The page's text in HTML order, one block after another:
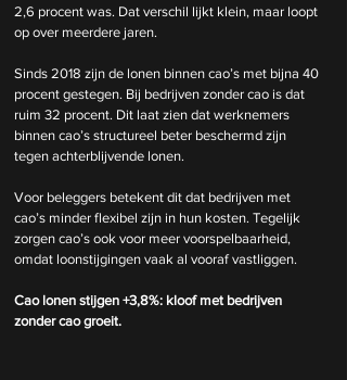
2,6 procent was. Dat verschil lijkt klein, maar loopt
op over meerdere jaren.
Sinds 2018 zijn de lonen binnen cao’s met bijna 40
procent gestegen. Bij bedrijven zonder cao is dat
ruim 32 procent. Dit laat zien dat werknemers
binnen cao’s structureel beter beschermd zijn
tegen achterblijvende lonen.
Voor beleggers betekent dit dat bedrijven met
cao’s minder flexibel zijn in hun kosten. Tegelijk
zorgen cao’s ook voor meer voorspelbaarheid,
omdat loonstijgingen vaak al vooraf vastliggen.
Cao lonen stijgen +3,8%: kloof met bedrijven
zonder cao groeit.